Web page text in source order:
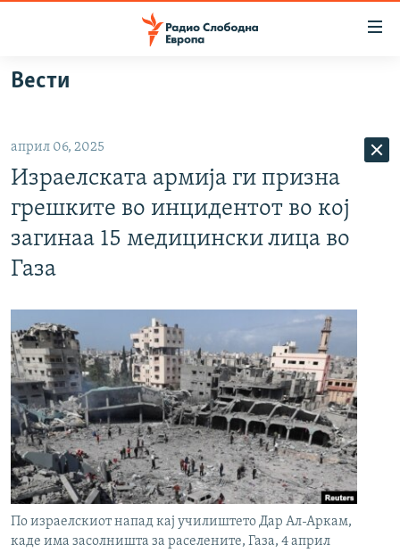
Оди
на
главната
навигација
Премини
на
пребарување
ВИЗУЕЛНО
ВЕСТИ
ШТО ТРЕБА ДА ЗНАЕТЕ
ПРИЈАВИ СЕ ЗА ЊУЗЛЕТЕР
СЛЕДЕТЕ НЕ
РСЕ веб страници
Вести
април 06, 2025
Израелската армија ги призна
грешките во инцидентот во кој
загинаа 15 медицински лица во
Газа
По израелскиот напад кај училиштето Дар Ал-Аркам,
каде има засолништа за раселените, Газа, 4 април